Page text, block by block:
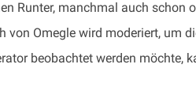
Runter, manchmal auch schon
Omegle wird moderiert, um
beobachtet werden möchte,